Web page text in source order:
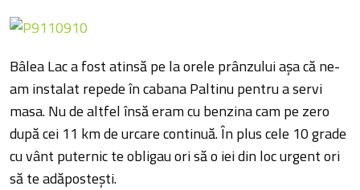
Bâlea Lac a fost atinsă pe la orele prânzului așa că ne-
am instalat repede în cabana Paltinu pentru a servi
masa. Nu de altfel însă eram cu benzina cam pe zero
după cei 11 km de urcare continuă. În plus cele 10 grade
cu vânt puternic te obligau ori să o iei din loc urgent ori
să te adăpostești.